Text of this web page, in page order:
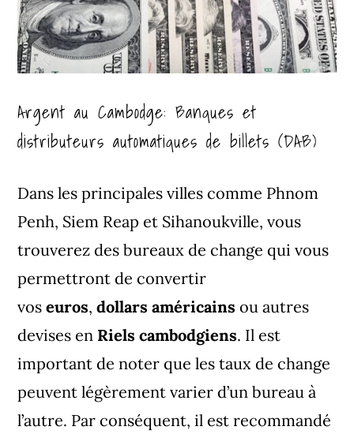
Argent au Cambodge: Banques et
distributeurs automatiques de billets (DAB)
Dans les principales villes comme Phnom
Penh, Siem Reap et Sihanoukville, vous
trouverez des bureaux de change qui vous
permettront de convertir
vos euros, dollars américains ou autres
devises en Riels cambodgiens. Il est
important de noter que les taux de change
peuvent légèrement varier d’un bureau à
l’autre. Par conséquent, il est recommandé